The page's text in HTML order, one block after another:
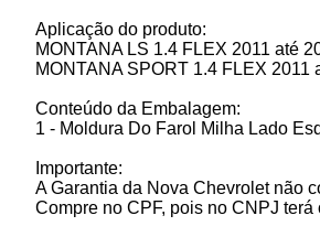
Aplicação do produto:
MONTANA LS 1.4 FLEX 2011 até
MONTANA SPORT 1.4 FLEX 2011
Conteúdo da Embalagem:
1 - Moldura Do Farol Milha Lado
Importante:
A Garantia da Nova Chevrolet não
Compre no CPF, pois no CNPJ